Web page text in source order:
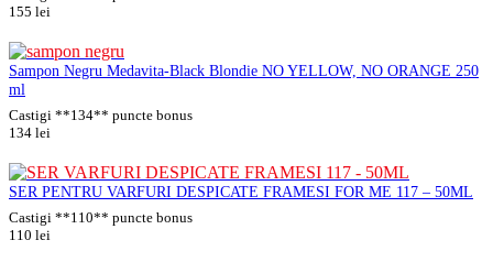
155 lei
Sampon Negru Medavita-Black Blondie NO YELLOW, NO ORANGE 250
ml
Castigi **134** puncte bonus
134 lei
SER PENTRU VARFURI DESPICATE FRAMESI FOR ME 117 – 50ML
Castigi **110** puncte bonus
110 lei